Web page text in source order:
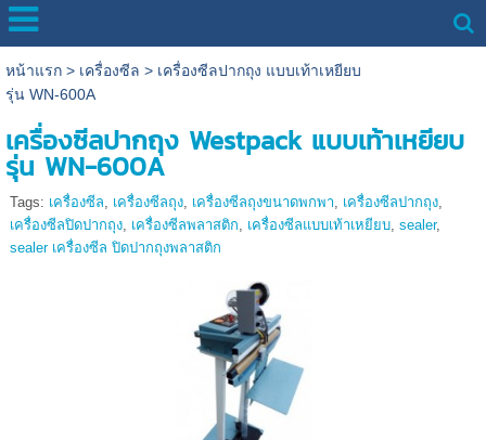
หน้าแรก> เครื่องซีล > เครื่องซีลปากถุง แบบเท้าเหยียบ
รุ่น WN-600A
เครื่องซีลปากถุง Westpack แบบเท้าเหยียบ
รุ่น WN-600A
Tags: เครื่องซีล, เครื่องซีลถุง, เครื่องซีลถุงขนาดพกพา, เครื่องซีลปากถุง,
เครื่องซีลปิดปากถุง, เครื่องซีลพลาสติก, เครื่องซีลแบบเท้าเหยียบ, sealer,
sealer เครื่องซีล ปิดปากถุงพลาสติก